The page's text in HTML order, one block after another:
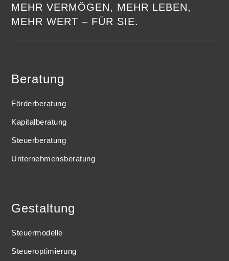
MEHR VERMÖGEN, MEHR LEBEN,
MEHR WERT – FÜR SIE.
Beratung
Förderberatung
Kapitalberatung
Steuerberatung
Unternehmensberatung
Gestaltung
Steuermodelle
Steueroptimierung